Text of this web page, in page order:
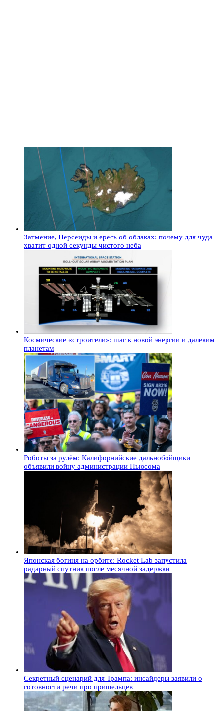
Затмение, Персеиды и ересь об облаках: почему для чуда
хватит одной секунды чистого неба
Космические «строители»: шаг к новой энергии и далеким
планетам
Роботы за рулём: Калифорнийские дальнобойщики
объявили войну администрации Ньюсома
Японская богиня на орбите: Rocket Lab запустила
радарный спутник после месячной задержки
Секретный сценарий для Трампа: инсайдеры заявили о
готовности речи про пришельцев